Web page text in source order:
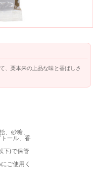
、栗本来の上品な味と香ばしさ
、砂糖、
ール、香
下)で保管
ご使用く